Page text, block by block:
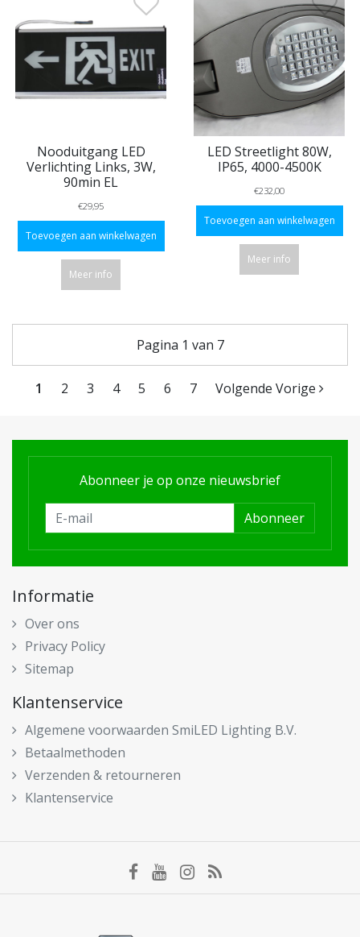
Nooduitgang LED
Verlichting Links, 3W,
90min EL
€29,95
Toevoegen aan winkelwagen
Meer info
LED Streetlight 80W,
IP65, 4000-4500K
€232,00
Toevoegen aan winkelwagen
Meer info
Pagina 1 van 7
1 2 3 4 5 6 7 Volgende Vorige
Abonneer je op onze nieuwsbrief
Abonneer
Informatie
Over ons
Privacy Policy
Sitemap
Klantenservice
Algemene voorwaarden SmiLED Lighting B.V.
Betaalmethoden
Verzenden & retourneren
Klantenservice